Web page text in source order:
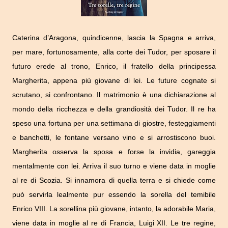
Caterina d’Aragona, quindicenne, lascia la Spagna e arriva,
per mare, fortunosamente, alla corte dei Tudor, per sposare il
futuro erede al trono, Enrico, il fratello della principessa
Margherita, appena più giovane di lei. Le future cognate si
scrutano, si confrontano. Il matrimonio è una dichiarazione al
mondo della ricchezza e della grandiosità dei Tudor. Il re ha
speso una fortuna per una settimana di giostre, festeggiamenti
e banchetti, le fontane versano vino e si arrostiscono buoi.
Margherita osserva la sposa e forse la invidia, gareggia
mentalmente con lei. Arriva il suo turno e viene data in moglie
al re di Scozia. Si innamora di quella terra e si chiede come
può servirla lealmente pur essendo la sorella del temibile
Enrico VIII. La sorellina più giovane, intanto, la adorabile Maria,
viene data in moglie al re di Francia, Luigi XII. Le tre regine,